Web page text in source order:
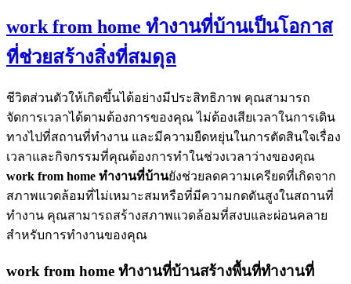
work from home ทำงานที่บ้านเป็นโอกาส
ที่ช่วยสร้างสิ่งที่สมดุล
ชีวิตส่วนตัวให้เกิดขึ้นได้อย่างมีประสิทธิภาพ คุณสามารถ
จัดการเวลาได้ตามต้องการของคุณ ไม่ต้องเสียเวลาในการเดิน
ทางไปที่สถานที่ทำงาน และมีความยืดหยุ่นในการตัดสินใจเรื่อง
เวลาและกิจกรรมที่คุณต้องการทำในช่วงเวลาว่างของคุณ
work from home ทำงานที่บ้านยังช่วยลดความเครียดที่เกิดจาก
สภาพแวดล้อมที่ไม่เหมาะสมหรือที่มีความกดดันสูงในสถานที่
ทำงาน คุณสามารถสร้างสภาพแวดล้อมที่สงบและผ่อนคลาย
สำหรับการทำงานของคุณ
work from home ทำงานที่บ้านสร้างพื้นที่ทำงานที่